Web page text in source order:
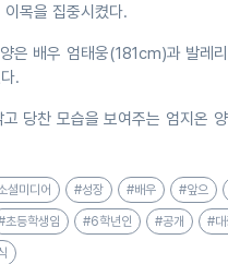
목을 집중시켰다.
은 배우 엄태웅(181cm)과 발레
.
당찬 모습을 보여주는 엄지온
셜미디어 #성장 #배우 #앞으
초등학생임 #6학년인 #공개 #대